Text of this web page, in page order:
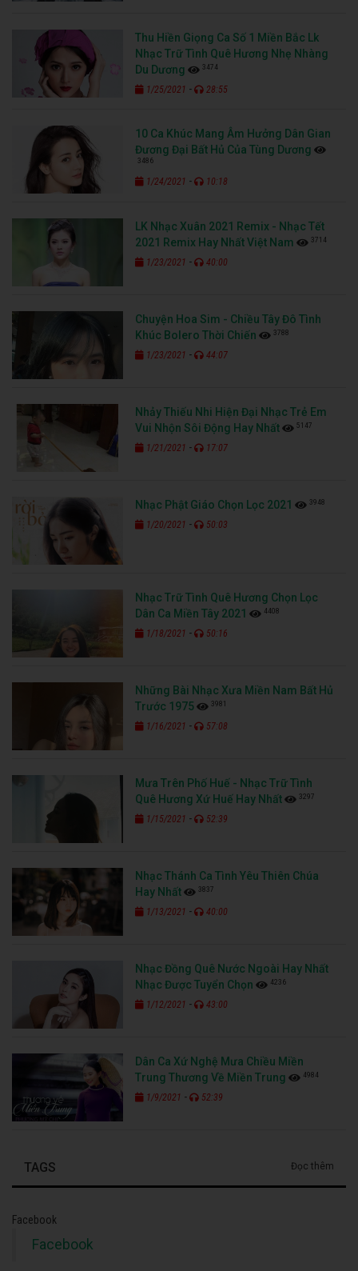
Thu Hiền Giọng Ca Số 1 Miền Bắc Lk
Nhạc Trữ Tình Quê Hương Nhẹ Nhàng
Du Dương
3474
1/25/2021 - 28:55
10 Ca Khúc Mang Âm Hưởng Dân Gian
Đương Đại Bất Hủ Của Tùng Dương
3486
1/24/2021 - 10:18
LK Nhạc Xuân 2021 Remix - Nhạc Tết
2021 Remix Hay Nhất Việt Nam
3714
1/23/2021 - 40:00
Chuyện Hoa Sim - Chiều Tây Đô Tình
Khúc Bolero Thời Chiến
3788
1/23/2021 - 44:07
Nhảy Thiếu Nhi Hiện Đại Nhạc Trẻ Em
Vui Nhộn Sôi Động Hay Nhất
5147
1/21/2021 - 17:07
Nhạc Phật Giáo Chọn Lọc 2021 3948
1/20/2021 - 50:03
Nhạc Trữ Tình Quê Hương Chọn Lọc
Dân Ca Miền Tây 2021
4408
1/18/2021 - 50:16
Những Bài Nhạc Xưa Miền Nam Bất Hủ
Trước 1975
3981
1/16/2021 - 57:08
Mưa Trên Phố Huế - Nhạc Trữ Tình
Quê Hương Xứ Huế Hay Nhất
3297
1/15/2021 - 52:39
Nhạc Thánh Ca Tình Yêu Thiên Chúa
Hay Nhất
3837
1/13/2021 - 40:00
Nhạc Đồng Quê Nước Ngoài Hay Nhất
Nhạc Được Tuyển Chọn
4236
1/12/2021 - 43:00
Dân Ca Xứ Nghệ Mưa Chiều Miền
Trung Thương Về Miền Trung
4984
1/9/2021 - 52:39
TAGS Đọc thêm
Facebook